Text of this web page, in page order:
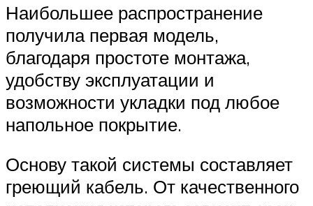
Наибольшее распространение
получила первая модель,
благодаря простоте монтажа,
удобству эксплуатации и
возможности укладки под любое
напольное покрытие.
Основу такой системы составляет
греющий кабель. От качественного